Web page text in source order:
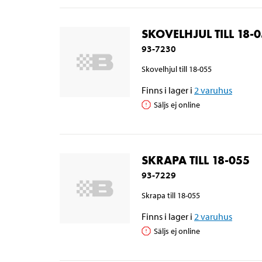
SKOVELHJUL TILL 18-
93-7230
Skovelhjul till 18-055
Finns i lager i 2 varuhus
Säljs ej online
SKRAPA TILL 18-055
93-7229
Skrapa till 18-055
Finns i lager i 2 varuhus
Säljs ej online